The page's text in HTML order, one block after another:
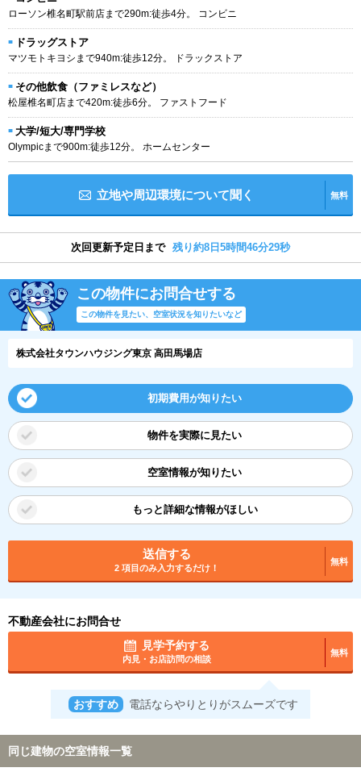
ローソン椎名町駅前店まで290m:徒歩4分。 コンビニ
ドラッグストア
マツモトキヨシまで940m:徒歩12分。 ドラックストア
その他飲食（ファミレスなど）
松屋椎名町店まで420m:徒歩6分。 ファストフード
大学/短大/専門学校
Olympicまで900m:徒歩12分。 ホームセンター
立地や周辺環境について聞く 無料
次回更新予定日まで 残り約8日5時間46分29秒
この物件にお問合せする
この物件を見たい、空室状況を知りたいなど
株式会社タウンハウジング東京 高田馬場店
初期費用が知りたい
物件を実際に見たい
空室情報が知りたい
もっと詳細な情報がほしい
送信する
2 項目のみ入力するだけ！
無料
不動産会社にお問合せ
見学予約する
内見・お店訪問の相談
無料
おすすめ 電話ならやりとりがスムーズです
同じ建物の空室情報一覧